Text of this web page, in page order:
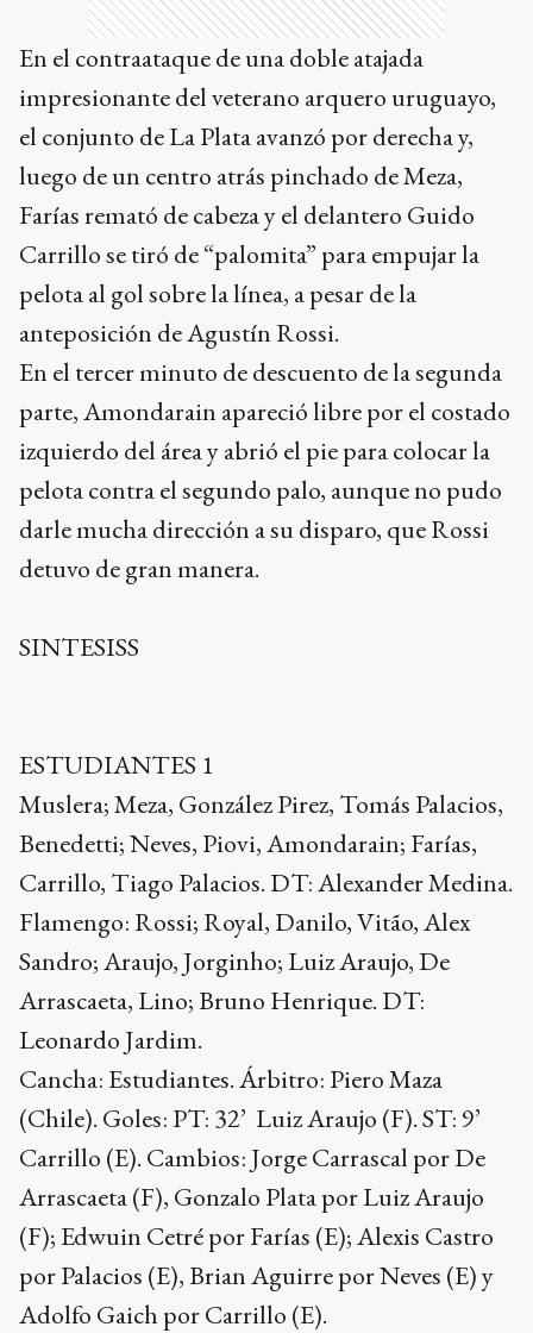
En el contraataque de una doble atajada
impresionante del veterano arquero uruguayo,
el conjunto de La Plata avanzó por derecha y,
luego de un centro atrás pinchado de Meza,
Farías remató de cabeza y el delantero Guido
Carrillo se tiró de “palomita” para empujar la
pelota al gol sobre la línea, a pesar de la
anteposición de Agustín Rossi.
En el tercer minuto de descuento de la segunda
parte, Amondarain apareció libre por el costado
izquierdo del área y abrió el pie para colocar la
pelota contra el segundo palo, aunque no pudo
darle mucha dirección a su disparo, que Rossi
detuvo de gran manera.
SINTESISS
ESTUDIANTES 1
Muslera; Meza, González Pirez, Tomás Palacios,
Benedetti; Neves, Piovi, Amondarain; Farías,
Carrillo, Tiago Palacios. DT: Alexander Medina.
Flamengo: Rossi; Royal, Danilo, Vitão, Alex
Sandro; Araujo, Jorginho; Luiz Araujo, De
Arrascaeta, Lino; Bruno Henrique. DT:
Leonardo Jardim.
Cancha: Estudiantes. Árbitro: Piero Maza
(Chile). Goles: PT: 32’ Luiz Araujo (F). ST: 9’
Carrillo (E). Cambios: Jorge Carrascal por De
Arrascaeta (F), Gonzalo Plata por Luiz Araujo
(F); Edwuin Cetré por Farías (E); Alexis Castro
por Palacios (E), Brian Aguirre por Neves (E) y
Adolfo Gaich por Carrillo (E).